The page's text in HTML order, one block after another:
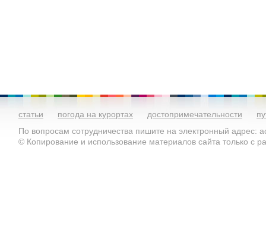
статьи погода на курортах достопримечательности
По вопросам сотрудничества пишите на электронный адрес:
© Копирование и использование материалов сайта только с